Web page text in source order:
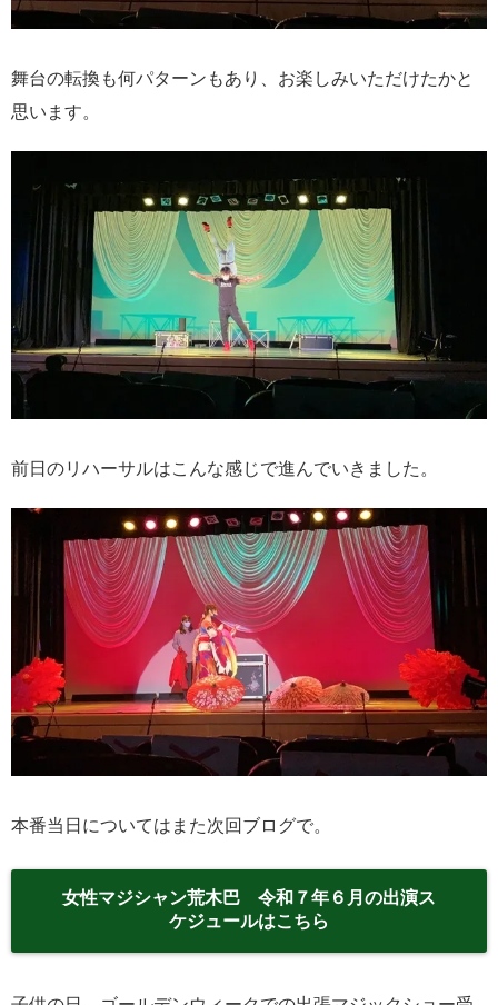
舞台の転換も何パターンもあり、お楽しみいただけたかと
思います。
前日のリハーサルはこんな感じで進んでいきました。
本番当日についてはまた次回ブログで。
女性マジシャン荒木巴 令和７年６月の出演ス
ケジュールはこちら